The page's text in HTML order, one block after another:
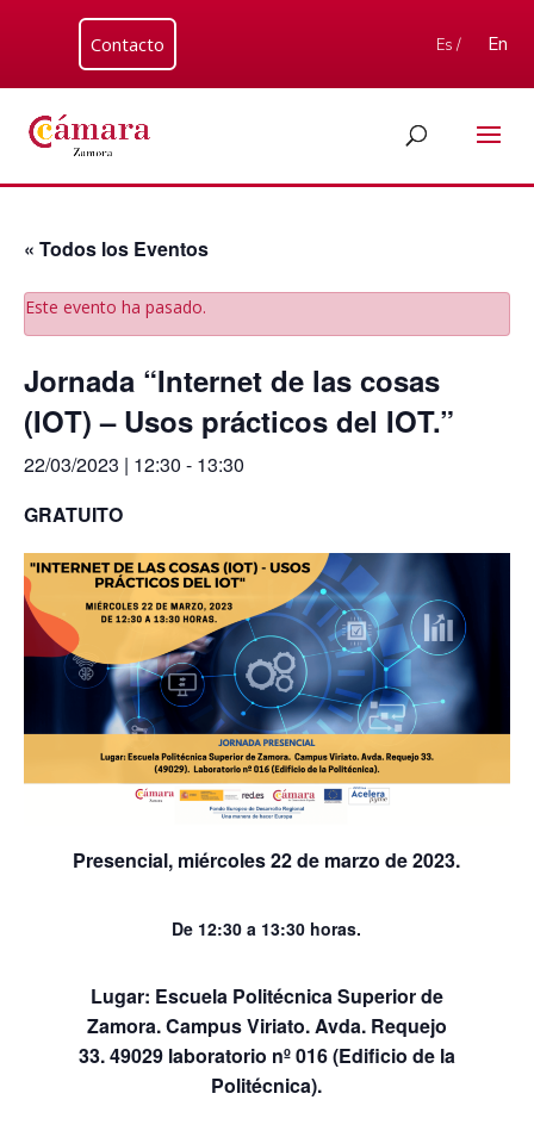
Contacto Es / En
« Todos los Eventos
Este evento ha pasado.
Jornada “Internet de las cosas
(IOT) – Usos prácticos del IOT.”
22/03/2023 | 12:30 - 13:30
GRATUITO
Presencial, miércoles 22 de marzo de 2023.
De 12:30 a 13:30 horas.
Lugar: Escuela Politécnica Superior de
Zamora. Campus Viriato. Avda. Requejo
33. 49029 laboratorio nº 016 (Edificio de la
Politécnica).